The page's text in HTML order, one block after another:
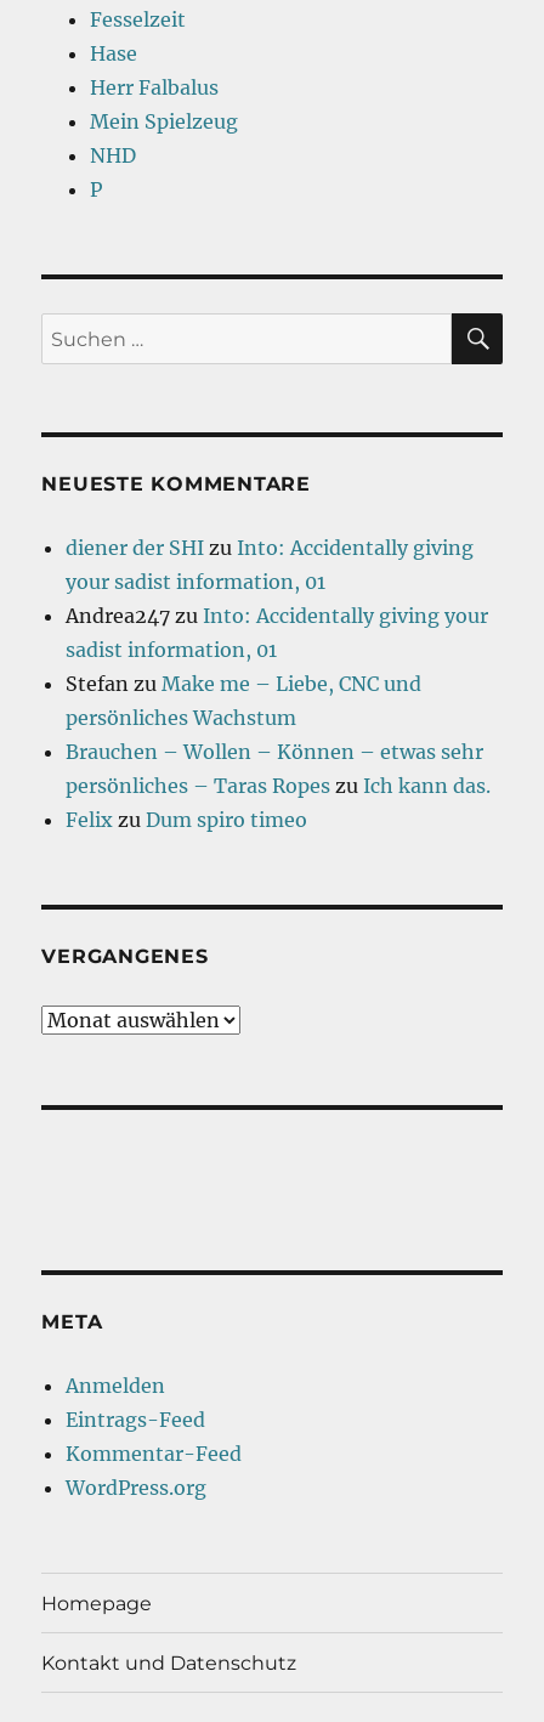
Fesselzeit
Hase
Herr Falbalus
Mein Spielzeug
NHD
P
Suchen
nach:
NEUESTE KOMMENTARE
diener der SHI zuInto: Accidentally giving
your sadist information, 01
Andrea247 zuInto: Accidentally giving your
sadist information, 01
Stefan zuMake me – Liebe, CNC und
persönliches Wachstum
Brauchen – Wollen – Können – etwas sehr
persönliches – Taras Ropes zuIch kann das.
Felix zuDum spiro timeo
VERGANGENES
Vergangenes
META
Anmelden
Eintrags-Feed
Kommentar-Feed
WordPress.org
Homepage
Kontakt und Datenschutz